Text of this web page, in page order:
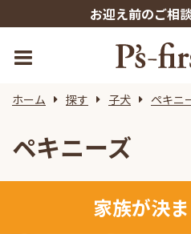
お迎え前のご相
ホーム 探す 子犬 ペキニ
ペキニーズ
家族が決